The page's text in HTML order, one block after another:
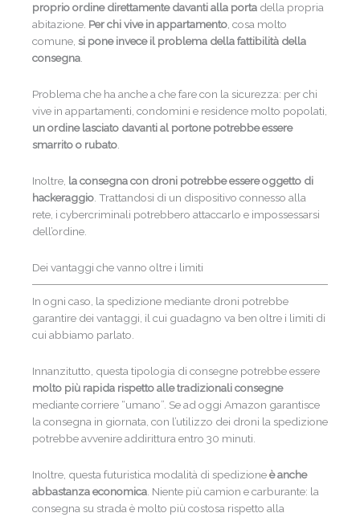
proprio ordine direttamente davanti alla porta della propria
abitazione. Per chi vive in appartamento, cosa molto
comune, si pone invece il problema della fattibilità della
consegna.
Problema che ha anche a che fare con la sicurezza: per chi
vive in appartamenti, condomini e residence molto popolati,
un ordine lasciato davanti al portone potrebbe essere
smarrito o rubato
Inoltre, la consegna con droni potrebbe essere oggetto di
hackeraggio . Trattandosi di un dispositivo connesso alla
rete, i cybercriminali potrebbero attaccarlo e impossessarsi
dell’ordine.
Dei vantaggi che vanno oltre i limiti
In ogni caso, la spedizione mediante droni potrebbe
garantire dei vantaggi, il cui guadagno va ben oltre i limiti di
cui abbiamo parlato.
Innanzitutto, questa tipologia di consegne potrebbe essere
molto più rapida rispetto alle tradizionali consegne
mediante corriere “umano”. Se ad oggi Amazon garantisce
la consegna in giornata, con l’utilizzo dei droni la spedizione
potrebbe avvenire addirittura entro 30 minuti.
Inoltre, questa futuristica modalità di spedizioneè anche
abbastanza economica . Niente più camion e carburante: la
consegna su strada è molto più costosa rispetto alla